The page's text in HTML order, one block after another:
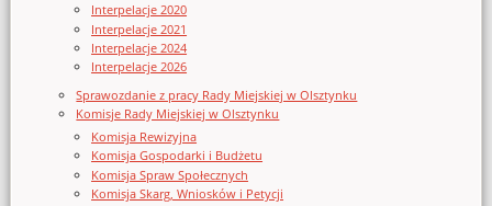
Interpelacje 2020
Interpelacje 2021
Interpelacje 2024
Interpelacje 2026
Sprawozdanie z pracy Rady Miejskiej w Olsztynku
Komisje Rady Miejskiej w Olsztynku
Komisja Rewizyjna
Komisja Gospodarki i Budżetu
Komisja Spraw Społecznych
Komisja Skarg, Wniosków i Petycji